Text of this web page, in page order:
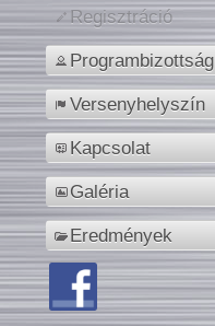
Regisztráció
Programbizottság
Versenyhelyszín
Kapcsolat
Galéria
Eredmények